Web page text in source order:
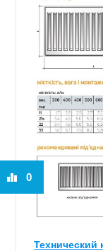
Технический
0